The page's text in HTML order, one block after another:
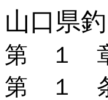
山口県
第
第 １